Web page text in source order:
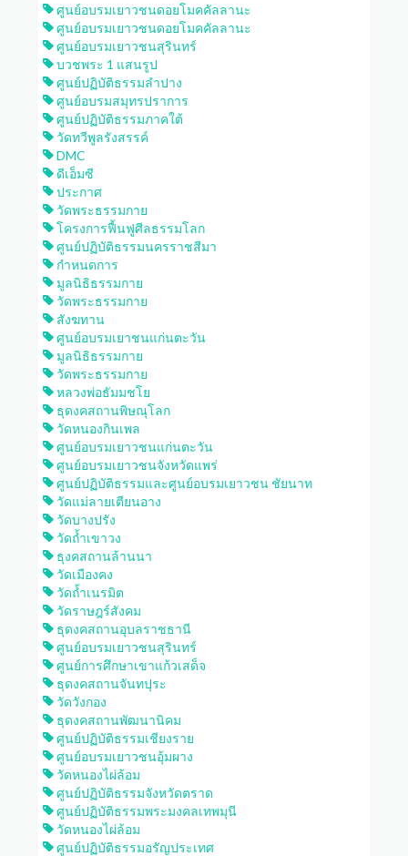
ศูนย์อบรมเยาวชนดอยโมคคัลลานะ
ศูนย์อบรมเยาวชนดอยโมคคัลลานะ
ศูนย์อบรมเยาวชนสุรินทร์
บวชพระ 1 แสนรูป
ศูนย์ปฏิบัติธรรมลำปาง
ศูนย์อบรมสมุทรปราการ
ศูนย์ปฏิบัติธรรมภาคใต้
วัดทวีพูลรังสรรค์
DMC
ดีเอ็มซี
ประกาศ
วัดพระธรรมกาย
โครงการฟื้นฟูศีลธรรมโลก
ศูนย์ปฏิบัติธรรมนครราชสีมา
กำหนดการ
มูลนิธิธรรมกาย
วัดพระธรรมกาย
สังฆทาน
ศูนย์อบรมเยาชนแก่นตะวัน
มูลนิธิธรรมกาย
วัดพระธรรมกาย
หลวงพ่อธัมมชโย
ธุดงคสถานพิษณุโลก
วัดหนองกินเพล
ศูนย์อบรมเยาวชนแก่นตะวัน
ศูนย์อบรมเยาวชนจังหวัดแพร่
ศูนย์ปฏิบัติธรรมและศูนย์อบรมเยาวชน ชัยนาท
วัดแม่ลายเตียนอาง
วัดบางปรัง
วัดถ้ำเขาวง
ธุงคสถานล้านนา
วัดเมืองคง
วัดถ้ำเนรมิต
วัดราษฎร์สังคม
ธุดงคสถานอุบลราชธานี
ศูนย์อบรมเยาวชนสุรินทร์
ศูนย์การศึกษาเขาแก้วเสด็จ
ธุดงคสถานจันทปุระ
วัดวังกอง
ธุดงคสถานพัฒนานิคม
ศูนย์ปฏิบัติธรรมเชียงราย
ศูนย์อบรมเยาวชนอุ้มผาง
วัดหนองไผ่ล้อม
ศูนย์ปฏิบัติธรรมจังหวัดตราด
ศูนย์ปฏิบัติธรรมพระมงคลเทพมุนี
วัดหนองไผ่ล้อม
ศูนย์ปฏิบัติธรรมอรัญประเทศ